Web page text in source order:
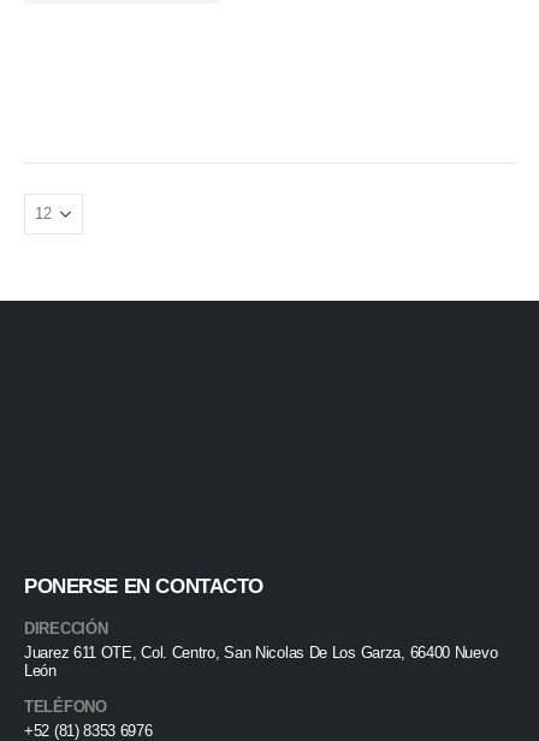
PONERSE EN CONTACTO
DIRECCIÓN
Juarez 611 OTE, Col. Centro, San Nicolas De Los Garza, 66400 Nuevo
León
TELÉFONO
+52 (81) 8353 6976